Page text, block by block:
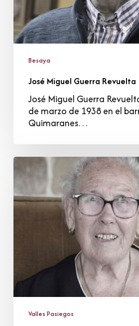
Besaya
José Miguel Guerra Revuelta
José Miguel Guerra
de marzo de 1938 en el
Quimaranes…
Herminia
Gutiérrez
González
Valles Pasiegos